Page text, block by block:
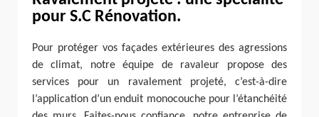
pour S.C Rénovation.
Pour protéger vos façades extérieures des agressions
de climat, notre équipe de ravaleur propose des
services pour un ravalement projeté, c’est-à-dire
l’application d’un enduit monocouche pour l’étanchéité